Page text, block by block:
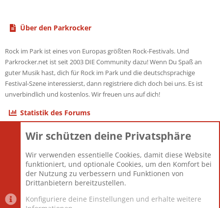
Über den Parkrocker
Rock im Park ist eines von Europas größten Rock-Festivals. Und
Parkrocker.net ist seit 2003 DIE Community dazu! Wenn Du Spaß an
guter Musik hast, dich für Rock im Park und die deutschsprachige
Festival-Szene interessierst, dann registriere dich doch bei uns. Es ist
unverbindlich und kostenlos. Wir freuen uns auf dich!
Statistik des Forums
Themen
Mitglieder
12.427
Neuestes Mitglied
Berlin
Wir schützen deine Privatsphäre
Wir verwenden essentielle Cookies, damit diese Website
funktioniert, und optionale Cookies, um den Komfort bei
der Nutzung zu verbessern und Funktionen von
Drittanbietern bereitzustellen.
Konfiguriere deine Einstellungen und erhalte weitere